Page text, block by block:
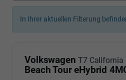
In Ihrer aktuellen Filterung
Volkswagen T7 California